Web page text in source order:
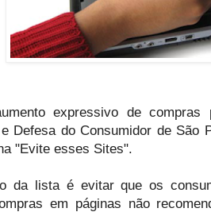
expressivo de compras
Defesa do Consumidor de São
"Evite esses Sites".
da lista é evitar que os
em páginas não